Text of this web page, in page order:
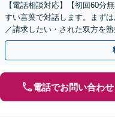
【電話相談対応】【初回60分
すい言葉で対話します。まず
／請求したい・された双方を
女に幅広く対応。
電話でお問い合わせ